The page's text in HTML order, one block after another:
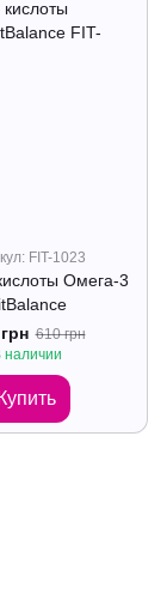
FIT-1023
Омега-3
610 грн
наличии
Купить